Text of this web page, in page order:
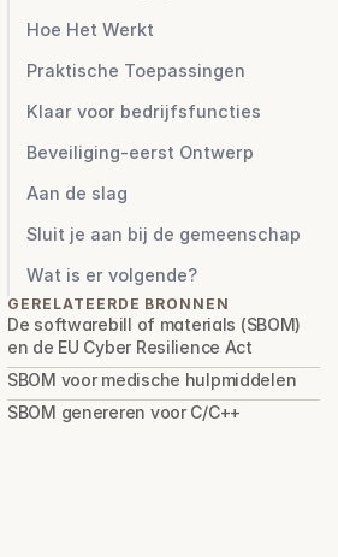
Hoe Het Werkt
Praktische Toepassingen
Klaar voor bedrijfsfuncties
Beveiliging-eerst Ontwerp
Aan de slag
Sluit je aan bij de gemeenschap
Wat is er volgende?
GERELATEERDE BRONNEN
De softwarebill of materials (SBOM)
en de EU Cyber Resilience Act
SBOM voor medische hulpmiddelen
SBOM genereren voor C/C++